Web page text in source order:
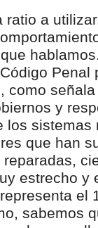
ratio a
Penal
como
y
los sistemas
que han
estrecho y
el
sabemos